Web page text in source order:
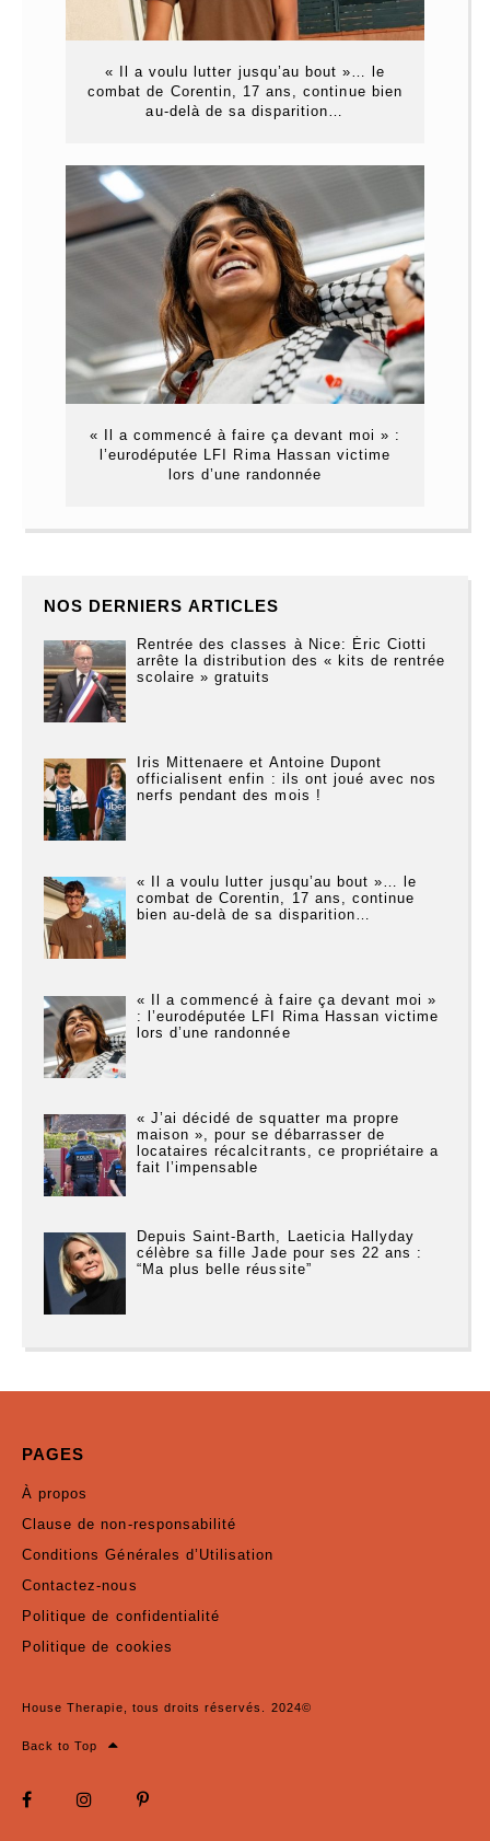
« Il a voulu lutter jusqu’au bout »… le
combat de Corentin, 17 ans, continue bien
au-delà de sa disparition…
« Il a commencé à faire ça devant moi » :
l’eurodéputée LFI Rima Hassan victime
lors d’une randonnée
NOS DERNIERS ARTICLES
Rentrée des classes à Nice: Éric Ciotti
arrête la distribution des « kits de rentrée
scolaire » gratuits
Iris Mittenaere et Antoine Dupont
officialisent enfin : ils ont joué avec nos
nerfs pendant des mois !
« Il a voulu lutter jusqu’au bout »… le
combat de Corentin, 17 ans, continue
bien au-delà de sa disparition…
« Il a commencé à faire ça devant moi »
: l’eurodéputée LFI Rima Hassan victime
lors d’une randonnée
« J’ai décidé de squatter ma propre
maison », pour se débarrasser de
locataires récalcitrants, ce propriétaire a
fait l’impensable
Depuis Saint-Barth, Laeticia Hallyday
célèbre sa fille Jade pour ses 22 ans :
“Ma plus belle réussite”
PAGES
À propos
Clause de non-responsabilité
Conditions Générales d’Utilisation
Contactez-nous
Politique de confidentialité
Politique de cookies
House Therapie, tous droits réservés. 2024©
Back to Top